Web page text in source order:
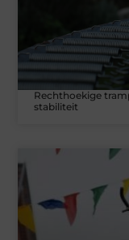
Rechthoekige
stabiliteit